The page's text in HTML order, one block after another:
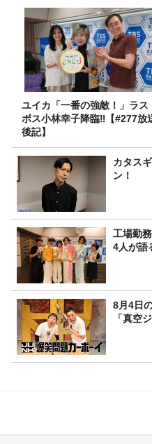
ユイカ「一番の強敵！」ラス
ボス小林幸子降臨‼【#277放
後記】
カタス
ン！
工場勤
4人が語
8月4日
「真空